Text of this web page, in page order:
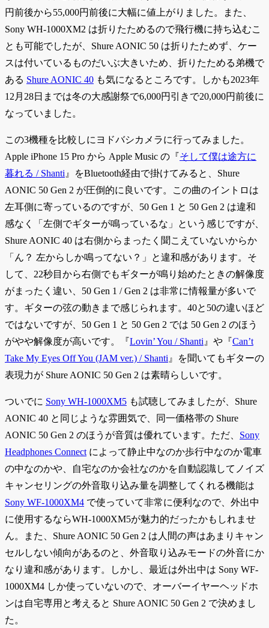
円前後から55,000円前後に大幅に値上がりました。また、
Sony WH-1000XM2 は折りたためるので飛行機に持ち込むこ
とも可能でしたが、Shure AONIC 50 は折りたためず、ケー
スは付いているものだいぶ大きいため、折りたためる弟機で
ある Shure AONIC 40 も気になるところです。しかも2023年
12月28日までは冬の大感謝祭で6,000円引きで20,000円前後に
なっていました。
この3機種を比較しにヨドバシカメラに行ってみました。
Apple iPhone 15 Pro から Apple Music の『 そして僕は途方に
暮れる / Shanti』をBluetooth経由で掛けてみると、Shure
AONIC 50 Gen 2 が圧倒的に良いです。この曲のイントロは
左耳側に寄っているのですが、50 Gen 1 と 50 Gen 2 は違和
感なく「左側でギターが鳴っているな」という感じですが、
Shure AONIC 40 は右側からまったく聞こえていないからか
「ん？ 左からしか鳴ってない？」と違和感があります。そ
して、22秒目から右側でもギターが鳴り始めたときの解像度
がまったく違い、50 Gen 1 / Gen 2 は非常に情報量が多いで
す。ギターの弦の動きまで感じられます。40と50の違いほど
ではないですが、50 Gen 1 と 50 Gen 2 では 50 Gen 2 のほう
がやや解像度が高いです。『 Lovin’ You / Shanti』や『 Can’t
Take My Eyes Off You (JAM ver.) / Shanti』を聞いてもギターの
表現力が Shure AONIC 50 Gen 2 は素晴らしいです。
ついでに Sony WH-1000XM5 も試聴してみましたが、Shure
AONIC 40 と同じような雰囲気で、同一価格帯の Shure
AONIC 50 Gen 2 のほうが音質は優れています。ただ、 Sony
Headphones Connectによって静止中なのか歩行中なのか電車
の中なのかや、自宅なのか会社なのかを自動認識してノイズ
キャンセリングの外音取り込み量を調整してくれる機能は
Sony WF-1000XM4 で使っていて非常に便利なので、外出中
に使用するならWH-1000XM5が魅力的だったかもしれませ
ん。また、Shure AONIC 50 Gen 2 は人間の声はあまりキャン
セルしない傾向があるのと、外音取り込みモードの外音にか
なり違和感があります。しかし、最近は外出中は Sony WF-
1000XM4 しか使っていないので、オーバーイヤーヘッドホ
ンは自宅専用と考えると Shure AONIC 50 Gen 2 で決めまし
た。